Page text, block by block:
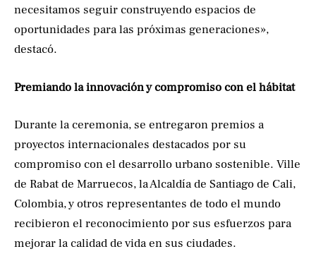
necesitamos seguir construyendo espacios de
oportunidades para las próximas generaciones»,
destacó.
Premiando la innovación y compromiso con el hábitat
Durante la ceremonia, se entregaron premios a
proyectos internacionales destacados por su
compromiso con el desarrollo urbano sostenible. Ville
de Rabat de Marruecos, la Alcaldía de Santiago de Cali,
Colombia, y otros representantes de todo el mundo
recibieron el reconocimiento por sus esfuerzos para
mejorar la calidad de vida en sus ciudades.